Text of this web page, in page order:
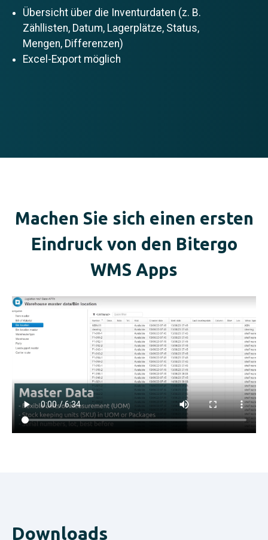
Übersicht über die Inventurdaten (z. B.
Zähllisten, Datum, Lagerplätze, Status,
Mengen, Differenzen)
Excel-Export möglich
Machen Sie sich einen ersten
Eindruck von den Bitergo
WMS Apps
Downloads